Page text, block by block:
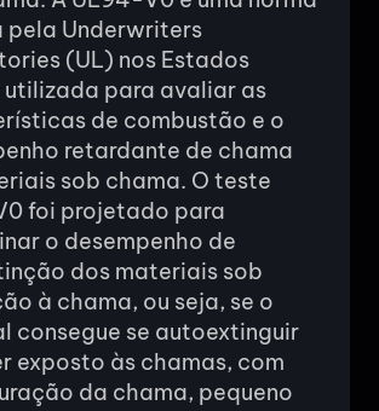
pela Underwriters
(UL) nos Estados
utilizada para avaliar as
de combustão e o
retardante de chama
sob chama. O teste
foi projetado para
o desempenho de
dos materiais sob
à chama, ou seja, se o
consegue se autoextinguir
exposto às chamas, com
da chama, pequeno